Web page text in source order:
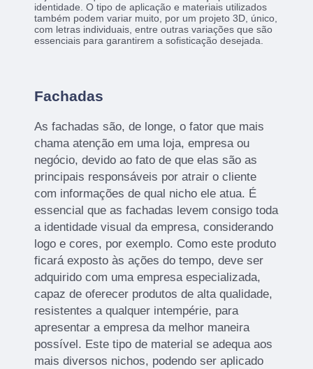
identidade. O tipo de aplicação e materiais utilizados
também podem variar muito, por um projeto 3D, único,
com letras individuais, entre outras variações que são
essenciais para garantirem a sofisticação desejada.
Fachadas
As fachadas são, de longe, o fator que mais
chama atenção em uma loja, empresa ou
negócio, devido ao fato de que elas são as
principais responsáveis por atrair o cliente
com informações de qual nicho ele atua. É
essencial que as fachadas levem consigo toda
a identidade visual da empresa, considerando
logo e cores, por exemplo. Como este produto
ficará exposto às ações do tempo, deve ser
adquirido com uma empresa especializada,
capaz de oferecer produtos de alta qualidade,
resistentes a qualquer intempérie, para
apresentar a empresa da melhor maneira
possível. Este tipo de material se adequa aos
mais diversos nichos, podendo ser aplicado